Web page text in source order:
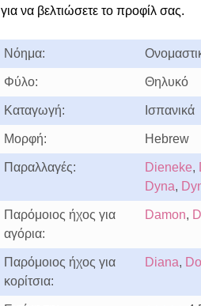
για να βελτιώσετε το προφίλ σας.
Νόημα:
Φύλο: Θηλυκό
Καταγωγή: Ισπανικά
Μορφή: Hebrew
Παραλλαγές: Dieneke,
Dyna,
Παρόμοιος ήχος για
αγόρια:
Damon,
Παρόμοιος ήχος για
κορίτσια:
Diana,